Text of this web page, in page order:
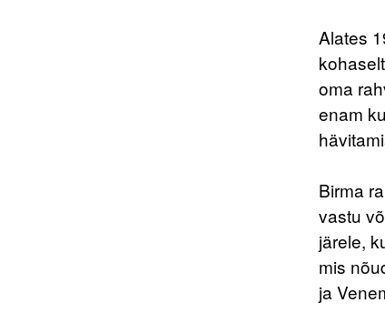
Alates
oma
enam
Birma
vastu
järele,
mis
ja